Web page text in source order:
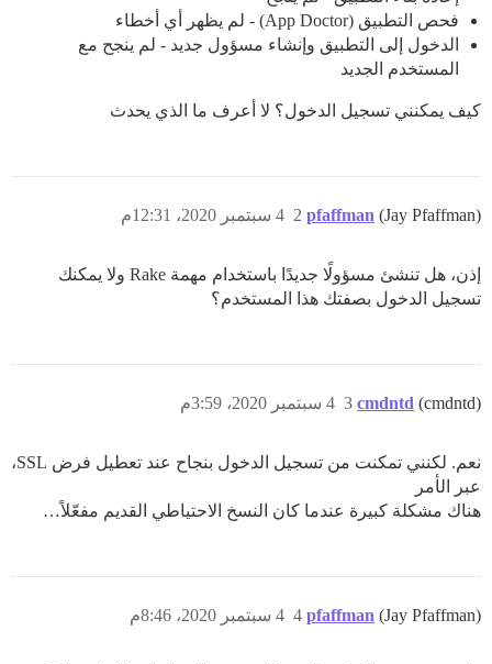
فحص التطبيق (App Doctor) - لم يظهر أي أخطاء
الدخول إلى التطبيق وإنشاء مسؤول جديد - لم ينجح مع
المستخدم الجديد
كيف يمكنني تسجيل الدخول؟ لا أعرف ما الذي يحدث
pfaffman (Jay Pfaffman) 4 سبتمبر 2020، 12:31م 2
إذن، هل تنشئ مسؤولًا جديدًا باستخدام مهمة Rake ولا يمكنك
تسجيل الدخول بصفتك هذا المستخدم؟
cmdntd (cmdntd) 4 سبتمبر 2020، 3:59م 3
نعم. لكنني تمكنت من تسجيل الدخول بنجاح عند تعطيل فرض SSL،
عبر الأمر
هناك مشكلة كبيرة عندما كان النسخ الاحتياطي القديم مفعّلاً…
pfaffman (Jay Pfaffman) 4 سبتمبر 2020، 8:46م 4